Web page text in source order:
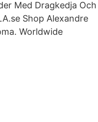
Med Dragkedja Och
Shop Alexandre
Worldwide